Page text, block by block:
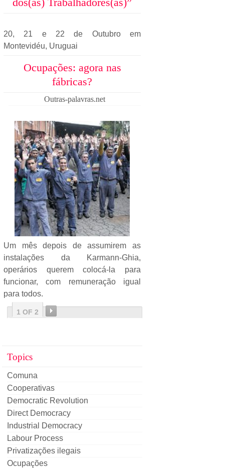
20, 21 e 22 de Outubro em
Montevidéu, Uruguai
Ocupações: agora nas
fábricas?
Outras-palavras.net
Um mês depois de assumirem as
instalações da Karmann-Ghia,
operários querem colocá-la para
funcionar, com remuneração igual
para todos.
1 OF 2
Topics
Comuna
Cooperativas
Democratic Revolution
Direct Democracy
Industrial Democracy
Labour Process
Privatizações ilegais
Ocupações